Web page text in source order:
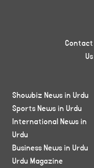
Contact
Us
Showbiz News in Urdu
Sports News in Urdu
International News in
Urdu
Business News in Urdu
Urdu Magazine